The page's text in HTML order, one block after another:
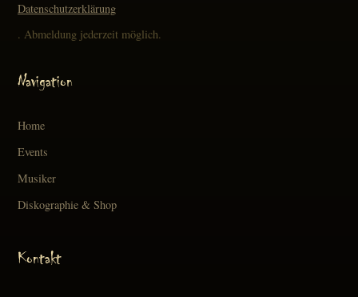
Datenschutzerklärung
. Abmeldung jederzeit möglich.
Navigation
Home
Events
Musiker
Diskographie & Shop
Kontakt